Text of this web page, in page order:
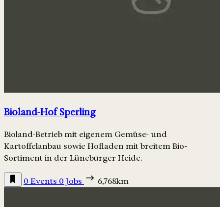
Bioland-Hof Sperling
Bioland-Betrieb mit eigenem Gemüse- und
Kartoffelanbau sowie Hofladen mit breitem Bio-
Sortiment in der Lüneburger Heide.
0 Events 0 Jobs 6,768km